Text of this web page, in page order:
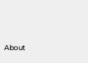
About